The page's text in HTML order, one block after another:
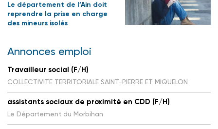
Le département de l’Ain doit
reprendre la prise en charge
des mineurs isolés
Annonces emploi
Travailleur social (F/H)
COLLECTIVITE TERRITORIALE SAINT-PIERRE ET MIQUELON
assistants sociaux de proximité en CDD (F/H)
Le Département du Morbihan